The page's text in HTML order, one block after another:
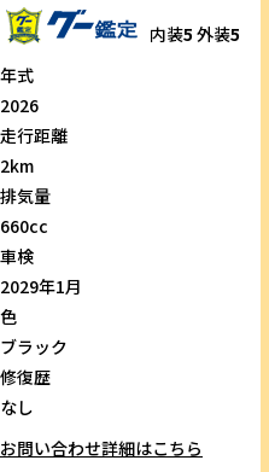
内装5 外装5
年式
2026
走行距離
2km
排気量
660cc
車検
2029年1月
色
ブラック
修復歴
なし
お問い合わせ詳細はこちら